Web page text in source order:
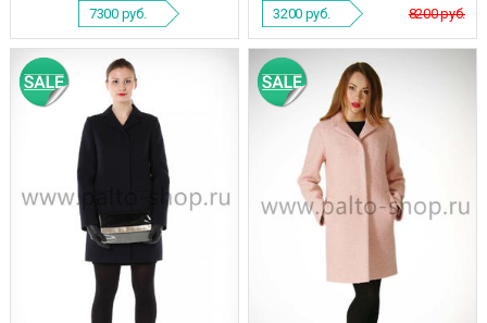
7300 руб. 8200 руб.
3200 руб.